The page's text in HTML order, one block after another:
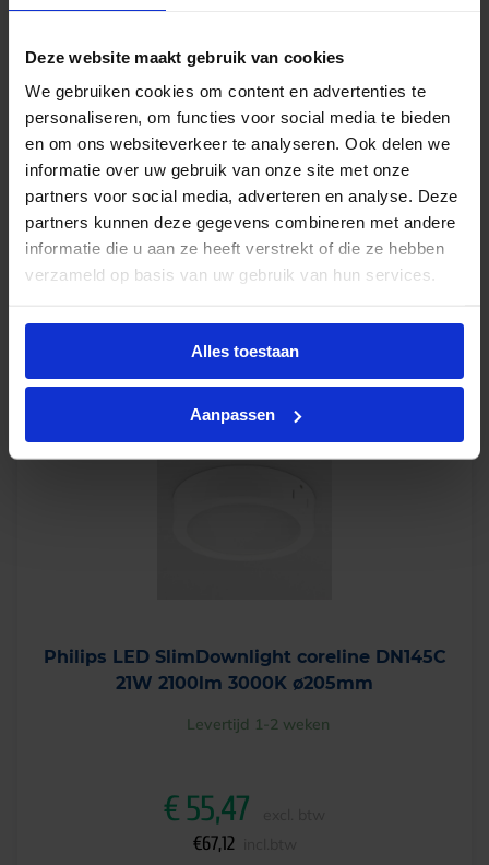
Deze website maakt gebruik van cookies
We gebruiken cookies om content en advertenties te
personaliseren, om functies voor social media te bieden
en om ons websiteverkeer te analyseren. Ook delen we
informatie over uw gebruik van onze site met onze
partners voor social media, adverteren en analyse. Deze
partners kunnen deze gegevens combineren met andere
informatie die u aan ze heeft verstrekt of die ze hebben
verzameld op basis van uw gebruik van hun services.
Alles toestaan
Aanpassen
Philips LED SlimDownlight coreline DN145C
11W 1100lm 4000K ø155mm
Levertijd 1-2 weken
€49,47 excl. btw
€ 59,86 incl.btw
Philips LED SlimDownlight coreline DN145C
21W 2100lm 3000K ø205mm
Levertijd 1-2 weken
€55,47
€67,12